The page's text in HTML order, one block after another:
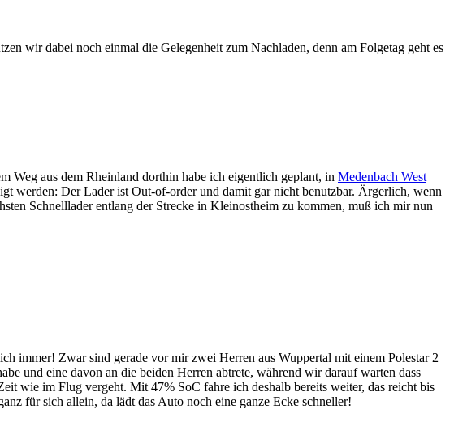
wir dabei noch einmal die Gelegenheit zum Nachladen, denn am Folgetag geht es
Weg aus dem Rheinland dorthin habe ich eigentlich geplant, in Medenbach West
werden: Der Lader ist Out-of-order und damit gar nicht benutzbar. Ärgerlich, wenn
Schnelllader entlang der Strecke in Kleinostheim zu kommen, muß ich mir nun
immer! Zwar sind gerade vor mir zwei Herren aus Wuppertal mit einem Polestar 2
und eine davon an die beiden Herren abtrete, während wir darauf warten dass
wie im Flug vergeht. Mit 47% SoC fahre ich deshalb bereits weiter, das reicht bis
für sich allein, da lädt das Auto noch eine ganze Ecke schneller!